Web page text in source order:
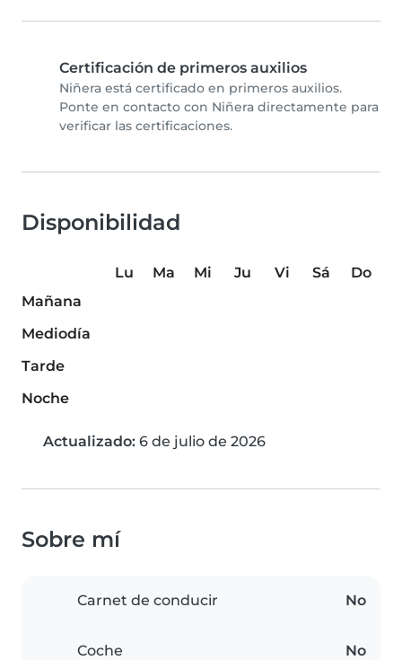
Certificación de primeros auxilios
Niñera está certificado en primeros auxilios.
Ponte en contacto con Niñera directamente para
verificar las certificaciones.
Disponibilidad
Lu Ma Mi Ju Vi Sá
Do
Mañana
Mediodía
Tarde
Noche
Actualizado: 6 de julio de 2026
Sobre mí
Carnet de conducir No
Coche No